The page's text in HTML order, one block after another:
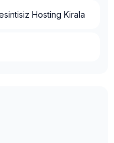
Hosting Kirala